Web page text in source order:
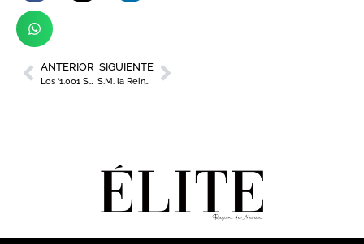
ANTERIOR
Los ‘1.001 Sabores’ de la Región arrancan su gira en Dusseldorf con el estrella Michelin Juan Guillamón
SIGUIENTE
S.M. la Reina entrega las Medallas de Oro 2025 de Cruz Roja en Murcia